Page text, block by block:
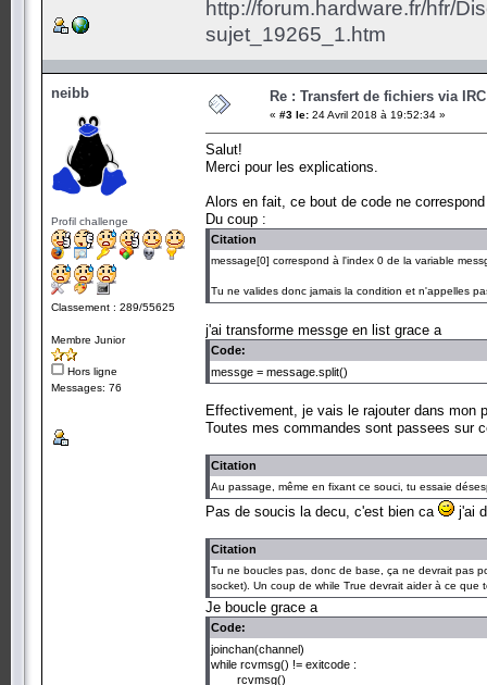
http://forum.hardware.fr/hfr/
sujet_19265_1.htm
neibb
Profil challenge
Classement : 289/55625
Membre Junior
Hors ligne
Messages: 76
Re : Transfert de fichiers via
« #3 le: 24 Avril 2018 à 19:52:34 »
Salut!
Merci pour les explications.
Alors en fait, ce bout de code ne
Du coup :
Citation
message[0] correspond à l'index 0 de la variable
Tu ne valides donc jamais la condition et n'appelles
j'ai transforme messge en list grace a
Code:
messge = message.split()
Effectivement, je vais le rajouter dans mon
Toutes mes commandes sont passees sur
Citation
Au passage, même en fixant ce souci, tu essaie
Pas de soucis la decu, c'est bien ca j'ai
Citation
Tu ne boucles pas, donc de base, ça ne devrait pas
socket). Un coup de while True devrait aider à ce que
Je boucle grace a
Code:
joinchan(channel)
while rcvmsg() != exitcode :
rcvmsg()